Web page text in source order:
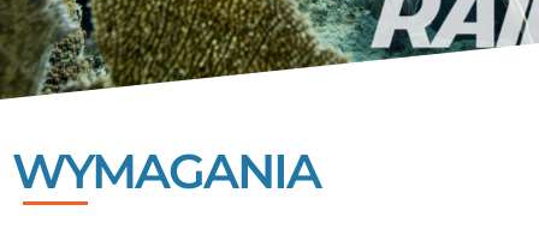
WYMAGANIA